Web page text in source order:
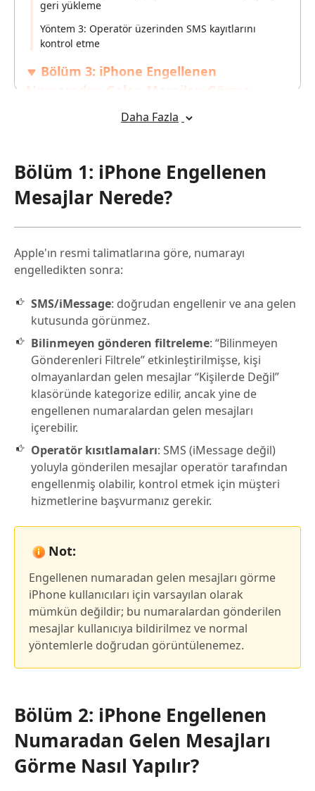
geri yükleme
Yöntem 3: Operatör üzerinden SMS kayıtlarını
kontrol etme
Bölüm 3: iPhone Engellenen
Numaradan Gelen Mesajları Görme
Daha Fazla
Bölüm 1: iPhone Engellenen
Mesajlar Nerede?
Apple'ın resmi talimatlarına göre, numarayı
engelledikten sonra:
SMS/iMessage: doğrudan engellenir ve ana gelen
kutusunda görünmez.
Bilinmeyen gönderen filtreleme: “Bilinmeyen
Gönderenleri Filtrele” etkinleştirilmişse, kişi
olmayanlardan gelen mesajlar “Kişilerde Değil”
klasöründe kategorize edilir, ancak yine de
engellenen numaralardan gelen mesajları
içerebilir.
Operatör kısıtlamaları: SMS (iMessage değil)
yoluyla gönderilen mesajlar operatör tarafından
engellenmiş olabilir, kontrol etmek için müşteri
hizmetlerine başvurmanız gerekir.
Not:
Engellenen numaradan gelen mesajları görme
iPhone kullanıcıları için varsayılan olarak
mümkün değildir; bu numaralardan gönderilen
mesajlar kullanıcıya bildirilmez ve normal
yöntemlerle doğrudan görüntülenemez.
Bölüm 2: iPhone Engellenen
Numaradan Gelen Mesajları
Görme Nasıl Yapılır?